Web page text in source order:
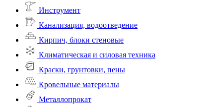
Инструмент
Канализация, водоотведение
Кирпич, блоки стеновые
Климатическая и силовая техника
Краски, грунтовки, пены
Кровельные материалы
Металлопрокат